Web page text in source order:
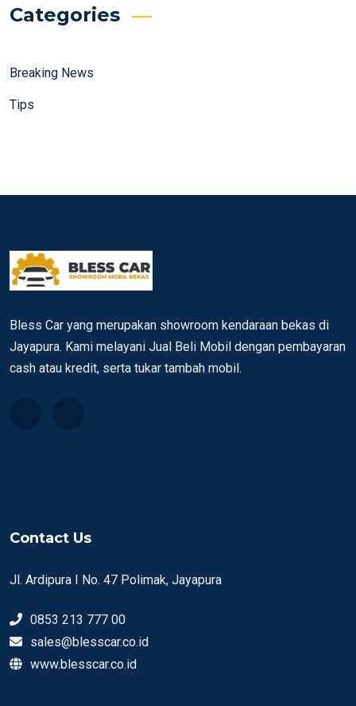
Categories
Breaking News
Tips
Bless Car yang merupakan showroom kendaraan bekas di
Jayapura. Kami melayani Jual Beli Mobil dengan pembayaran
cash atau kredit, serta tukar tambah mobil.
Contact Us
Jl. Ardipura I No. 47 Polimak, Jayapura
0853 213 777 00
sales@blesscar.co.id
www.blesscar.co.id